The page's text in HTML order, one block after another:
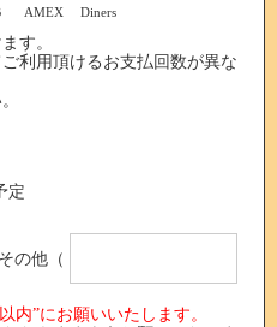
AMEX Diners
す。
利用頂けるお支払回数が異な
定
その他（
内”にお願いいたします。